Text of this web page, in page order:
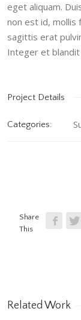
eget aliquam.
non est id, mollis
sagittis erat
Integer et blandit
Project Details
Categories:
Share
This
Related Work